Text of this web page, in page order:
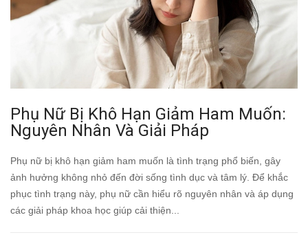
Phụ Nữ Bị Khô Hạn Giảm Ham Muốn:
Nguyên Nhân Và Giải Pháp
Phụ nữ bị khô hạn giảm ham muốn là tình trạng phổ biến, gây
ảnh hưởng không nhỏ đến đời sống tình dục và tâm lý. Để khắc
phục tình trạng này, phụ nữ cần hiểu rõ nguyên nhân và áp dụng
các giải pháp khoa học giúp cải thiện...